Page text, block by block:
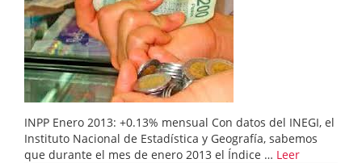
INPP Enero 2013: +0.13% mensual Con datos del INEGI, el
Instituto Nacional de Estadística y Geografía, sabemos
que durante el mes de enero 2013 el Índice … Leer